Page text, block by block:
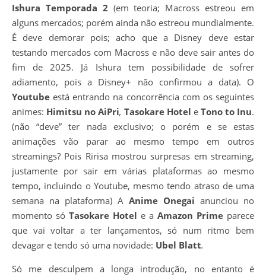
Ishura Temporada 2 (em teoria; Macross estreou em
alguns mercados; porém ainda não estreou mundialmente.
É deve demorar pois; acho que a Disney deve estar
testando mercados com Macross e não deve sair antes do
fim de 2025. Já Ishura tem possibilidade de sofrer
adiamento, pois a Disney+ não confirmou a data). O
Youtube está entrando na concorrência com os seguintes
animes: Himitsu no AiPri, Tasokare Hotel e Tono to Inu.
(não “deve” ter nada exclusivo; o porém e se estas
animações vão parar ao mesmo tempo em outros
streamings? Pois Ririsa mostrou surpresas em streaming,
justamente por sair em várias plataformas ao mesmo
tempo, incluindo o Youtube, mesmo tendo atraso de uma
semana na plataforma) A Anime Onegai anunciou no
momento só Tasokare Hotel e a Amazon Prime parece
que vai voltar a ter lançamentos, só num ritmo bem
devagar e tendo só uma novidade: Ubel Blatt.
Só me desculpem a longa introdução, no entanto é